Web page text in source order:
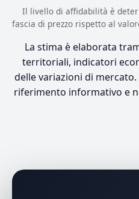
Il livello di affidabilità è
fascia di prezzo rispetto al
La stima è elaborata
territoriali, indicatori
delle variazioni di
riferimento informativo e